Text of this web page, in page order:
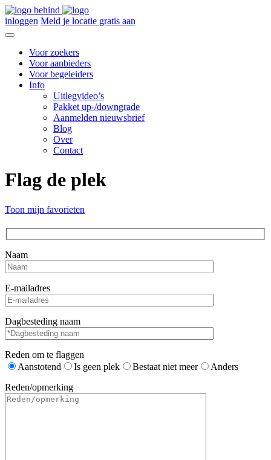
inloggen Meld je locatie gratis aan
Voor zoekers
Voor aanbieders
Voor begeleiders
Info
Uitlegvideo’s
Pakket up-/downgrade
Aanmelden nieuwsbrief
Blog
Over
Contact
Flag de plek
Toon mijn favorieten
Naam
E-mailadres
Dagbesteding naam
Reden om te flaggen
Aanstotend
Is geen plek Bestaat niet meer
Anders
Reden/opmerking